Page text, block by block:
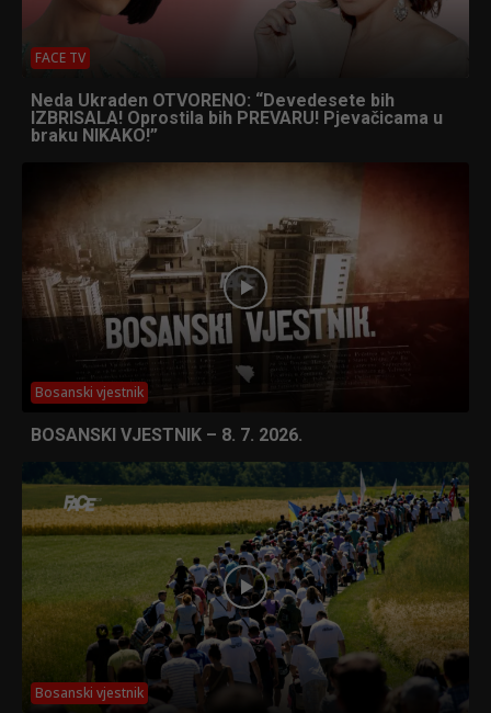
FACE TV
Neda Ukraden OTVORENO: “Devedesete bih
IZBRISALA! Oprostila bih PREVARU! Pjevačicama u
braku NIKAKO!”
Bosanski vjestnik
BOSANSKI VJESTNIK – 8. 7. 2026.
Bosanski vjestnik